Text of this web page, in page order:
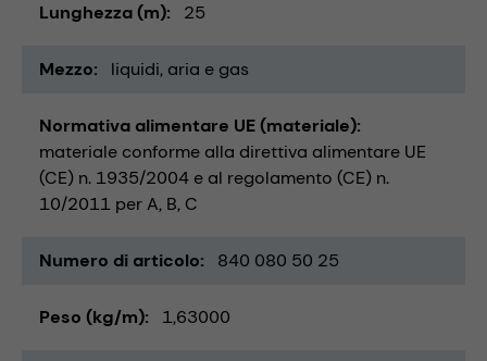
Lunghezza (m) 25
Mezzo liquidi aria e gas
Normativa alimentare UE (materiale)
materiale conforme alla direttiva alimentare UE
(CE) n. 1935/2004 e al regolamento (CE) n.
10/2011 per A, B, C
Numero di articolo 840 080 50 25
Peso (kg/m) 1,63000